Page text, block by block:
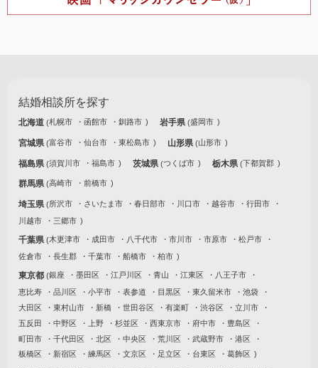
結婚相談所を探す
北海道 札幌市 函館市 釧路市 岩手県 盛岡市
宮城県 富谷市 仙台市 東松島市 山形県 山形市
福島県 須賀川市 福島市 茨城県 つくば市 栃木県 下都賀郡
群馬県 高崎市 前橋市
埼玉県 所沢市 さいたま市 春日部市 川口市 越谷市
行田市
川越市
三郷市
千葉県 木更津市 成田市 八千代市 市川市 市原市
松戸市
佐倉市
長生郡 千葉市 船橋市 柏市
東京都 銀座 墨田区 江戸川区 青山 江東区
八王子市
恵比寿
品川区 小平市 表参道 目黒区 東久留米市
池袋
大田区
東村山市 新橋 世田谷区 有楽町 渋谷区
立川市
五反田
中野区 上野 杉並区 西東京市 府中市
豊島区
町田市
千代田区 北区 中央区 荒川区 武蔵野市
港区
板橋区
新宿区 練馬区 文京区 足立区 台東区 葛飾区